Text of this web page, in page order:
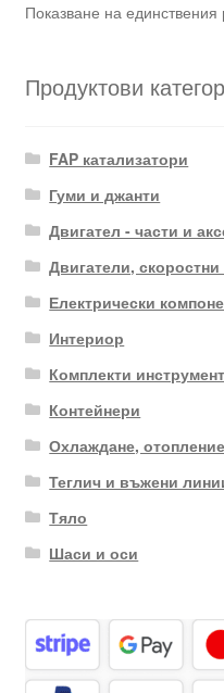
Показване на единствения
Продуктови
FAP катализатори
Гуми и джанти
Двигател - части и
Двигатели, скоростни
Електрически
Интериор
Комплекти
Контейнери
Охлаждане,
Теглич и въжени
Тяло
Шаси и оси